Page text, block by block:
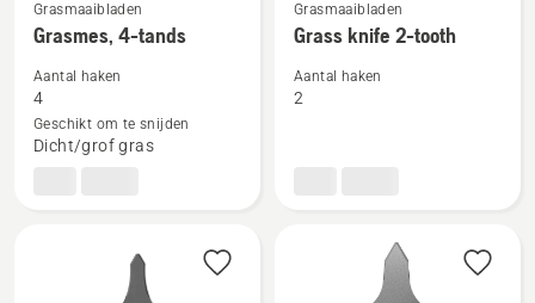
Bekijk
meer
details
over
Grasmes,
Grasmaaibladen
Grasmes, 4-tands
Aantal haken
4
Geschikt om te snijden
Dicht/grof gras
Bekijk
meer
details
over
Grasmaaibladen
Grass knife 2-tooth
Aantal haken
2